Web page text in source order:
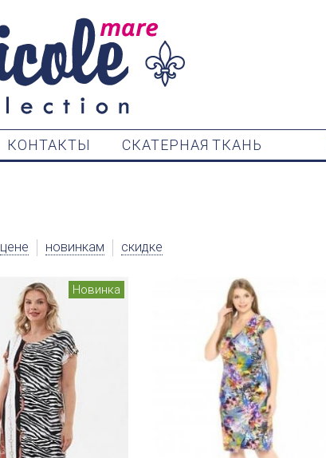
КОНТАКТЫ СКАТЕРНАЯ ТКАНЬ
цене новинкам скидке
Новинка